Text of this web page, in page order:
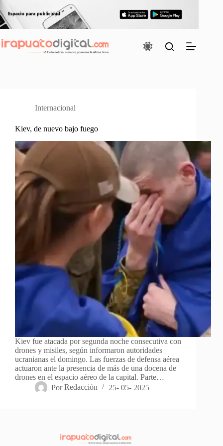
al
contenido
Internacional
Kiev, de nuevo bajo fuego
Kiev fue atacada por segunda noche consecutiva con
drones y misiles, según informaron autoridades
ucranianas el domingo. Las fuerzas de defensa aérea
actuaron ante la presencia de más de una docena de
drones en el espacio aéreo de la capital. Parte…
Por Redacción 25- 05- 2025